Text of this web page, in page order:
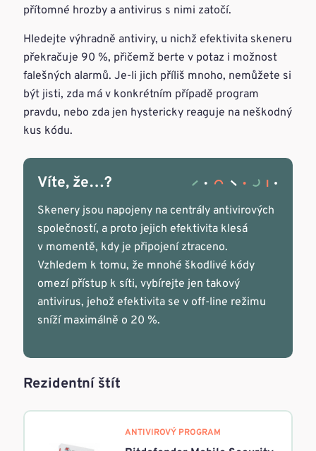
přítomné hrozby a antivirus s nimi zatočí.
Hledejte výhradně antiviry, u nichž efektivita skeneru
překračuje 90 %, přičemž berte v potaz i možnost
falešných alarmů. Je-li jich příliš mnoho, nemůžete si
být jisti, zda má v konkrétním případě program
pravdu, nebo zda jen hystericky reaguje na neškodný
kus kódu.
Víte, že…?
Skenery jsou napojeny na centrály antivirových
společností, a proto jejich efektivita klesá
v momentě, kdy je připojení ztraceno.
Vzhledem k tomu, že mnohé škodlivé kódy
omezí přístup k síti, vybírejte jen takový
antivirus, jehož efektivita se v off-line režimu
sníží maximálně o 20 %.
Rezidentní štít
ANTIVIROVÝ PROGRAM